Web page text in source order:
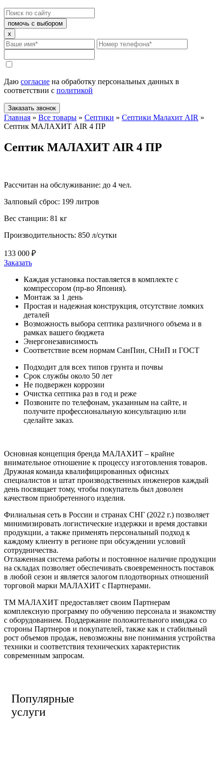
помочь с выбором
x
Даю согласие на обработку персональных данных в
соответствии с политикой
Заказать звонок
Главная » Все товары » Септики » Септики Малахит AIR »
Септик МАЛАХИТ AIR 4 ПР
Септик МАЛАХИТ AIR 4 ПР
Рассчитан на обслуживание: до 4 чел.
Залповый сброс: 199 литров
Вес станции: 81 кг
Производительность: 850 л/сутки
133 000 ₽
Заказать
Каждая установка поставляется в комплекте с
компрессором (пр-во Япония).
Монтаж за 1 день
Простая и надежная конструкция, отсутствие ломких
деталей
Возможность выбора септика различного объема и в
рамках вашего бюджета
Энергонезависимость
Соответствие всем нормам СанПин, СНиП и ГОСТ
Подходит для всех типов грунта и почвы
Срок службы около 50 лет
Не подвержен коррозии
Очистка септика раз в год и реже
Позвоните по телефонам, указанным на сайте, и
получите профессиональную консультацию или
сделайте заказ.
Основная концепция бренда МАЛАХИТ – крайне
внимательное отношение к процессу изготовления товаров.
Дружная команда квалифицированных офисных
специалистов и штат производственных инженеров каждый
день посвящает тому, чтобы покупатель был доволен
качеством приобретенного изделия.
Филиальная сеть в России и странах СНГ (2022 г.) позволяет
минимизировать логистические издержки и время доставки
продукции, а также применять персональный подход к
каждому клиенту в регионе при обсуждении условий
сотрудничества.
Отлаженная система работы и постоянное наличие продукции
на складах позволяет обеспечивать своевременность поставок
в любой сезон и является залогом плодотворных отношений
торговой марки МАЛАХИТ с Партнерами.
ТМ МАЛАХИТ предоставляет своим Партнерам
комплексную программу по обучению персонала и знакомству
с оборудованием. Поддержание положительного имиджа со
стороны Партнеров и покупателей, также как и стабильный
рост объемов продаж, невозможны вне понимания устройства
техники и соответствия технических характеристик
современным запросам.
Популярные
услуги